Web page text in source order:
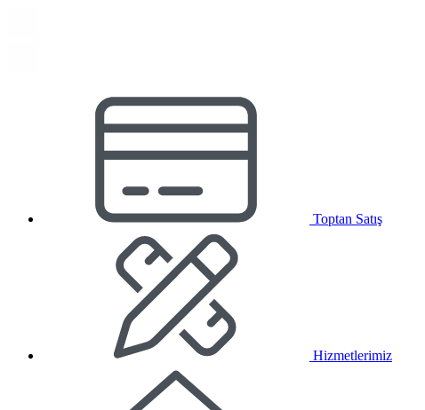
Toptan Satış
Hizmetlerimiz